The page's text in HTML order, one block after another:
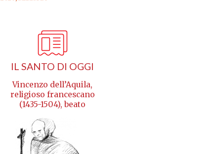
IL SANTO DI OGGI
Vincenzo dell’Aquila,
religioso francescano
(1435-1504), beato